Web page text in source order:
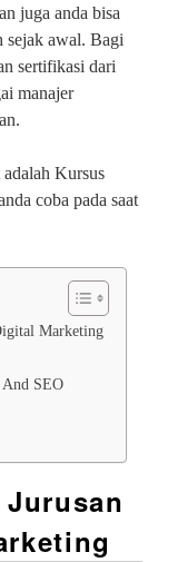
juga anda bisa
sejak awal. Bagi
sertifikasi dari
manajer
Kursus
coba pada saat
Marketing
SEO
Jurusan